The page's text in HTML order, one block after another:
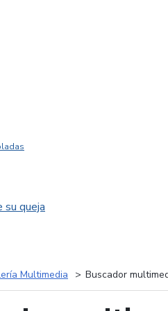
su queja
Multimedia Buscador